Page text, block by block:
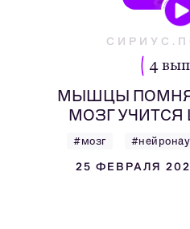
4
МЫШЦЫ
МОЗГ УЧИТСЯ
#мозг
25 ФЕВРАЛЯ